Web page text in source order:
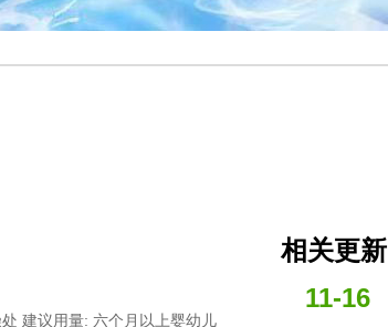
建议用量: 六个月以上婴幼儿
相关更新
11-16